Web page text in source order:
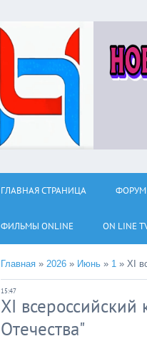
ГЛАВНАЯ СТРАНИЦА ФОРУМ
ФИЛЬМЫ ОNLINE ON LINE
Главная » 2026 » Июнь » 1 » XI
15:47
XI всероссийский
Отечества"